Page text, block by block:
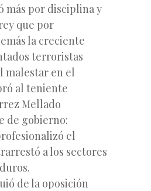
más por disciplina y
que por
la creciente
terroristas
malestar en el
al teniente
Mellado
de gobierno:
el
a los sectores
de la oposición